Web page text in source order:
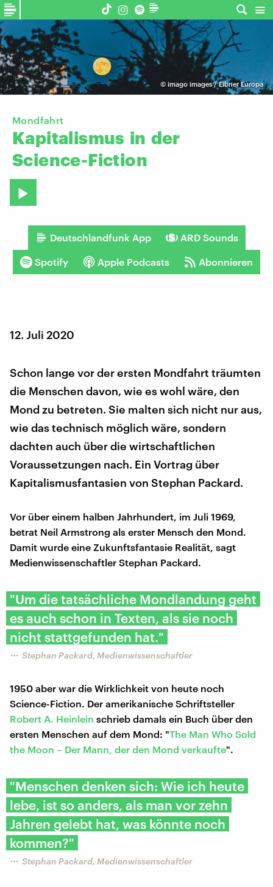
© imago images / Eibner Europa
Mondfahrt
Kapitalismus in der
Science-Fiction
Deutschlandfunk App ARD Sounds
Spotify Apple Podcasts Abonnieren
12. Juli 2020
Schon lange vor der ersten Mondfahrt träumten
die Menschen davon, wie es wohl wäre, den
Mond zu betreten. Sie malten sich nicht nur aus,
wie das technisch möglich wäre, sondern
dachten auch über die wirtschaftlichen
Voraussetzungen nach. Ein Vortrag über
Kapitalismusfantasien von Stephan Packard.
Vor über einem halben Jahrhundert, im Juli 1969,
betrat Neil Armstrong als erster Mensch den Mond.
Damit wurde eine Zukunftsfantasie Realität, sagt
Medienwissenschaftler Stephan Packard.
"Um die tatsächliche Mondlandung geht
es auch schon in Texten, als sie noch
nicht stattgefunden hat."
Stephan Packard, Medienwissenschaftler
1950 aber war die Wirklichkeit von heute noch
Science-Fiction. Der amerikanische Schriftsteller
Robert A. Heinlein schrieb damals ein Buch über den
ersten Menschen auf dem Mond: "The Man Who Sold
the Moon – Der Mann, der den Mond verkaufte".
"Menschen denken sich: Wie ich heute
lebe, ist so anders, als man vor zehn
Jahren gelebt hat, was könnte noch
kommen?"
Stephan Packard, Medienwissenschaftler